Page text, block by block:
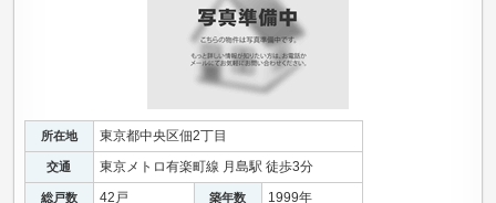
所在地 東京都中央区佃2丁目
交通 東京メトロ有楽町線 月島駅 徒歩3分
総戸数 42戸 築年数 1999年